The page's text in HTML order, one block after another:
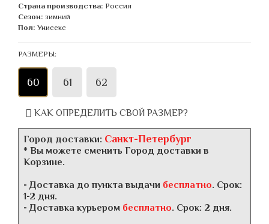
Страна производства: Россия
Сезон: зимний
Пол: Унисекс
РАЗМЕРЫ:
60 61 62
КАК ОПРЕДЕЛИТЬ СВОЙ РАЗМЕР?
Город доставки: Санкт-Петербург
* Вы можете сменить Город доставки в
Корзине.
- Доставка до пункта выдачи бесплатно. Срок:
1-2 дня.
- Доставка курьером бесплатно. Срок: 2 дня.